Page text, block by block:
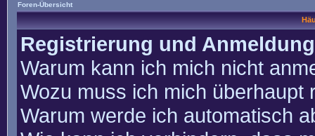
Foren-Übersicht
Registrierung und Anmeldung
Warum kann ich mich nicht
Wozu muss ich mich überhaupt
Warum werde ich automatisch